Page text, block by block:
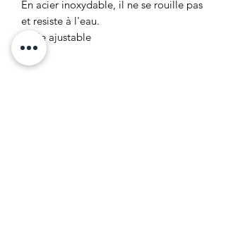
En acier inoxydable, il ne se rouille pas
et resiste à l'eau.
Taille ajustable